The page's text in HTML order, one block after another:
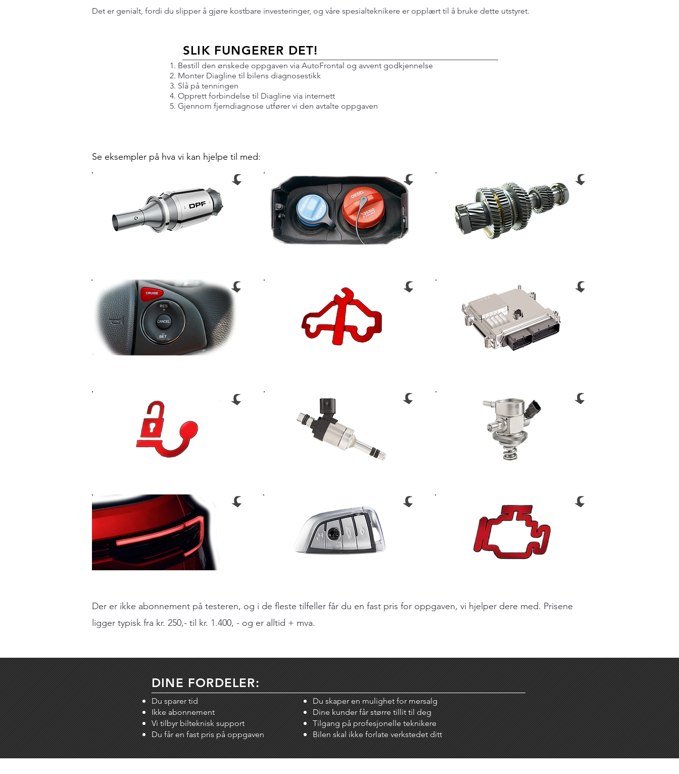
Det er genialt, fordi du slipper å gjøre kostbare investeringer, og våre spesialteknikere er opplært til å bruke dette utstyret.
SLIK FUNGERER DET!
Bestill den ønskede oppgaven via AutoFrontal og avvent godkjennelse
Monter Diagline til bilens diagnosestikk
Slå på tenningen
Opprett forbindelse til Diagline via internett
Gjennom fjerndiagnose utfører vi den avtalte oppgaven
Se eksempler på hva vi kan hjelpe til med:
Der er ikke abonnement på testeren, og i de fleste tilfeller får du en fast pris for oppgaven, vi hjelper dere med. Prisene
ligger typisk fra kr. 250,- til kr. 1.400, - og er alltid + mva.
DINE FORDELER:
Du sparer tid
Ikke abonnement
Vi tilbyr bilteknisk support
Du får en fast pris på oppgaven
Du skaper en mulighet for mersalg
Dine kunder får større tillit til deg
Tilgang på profesjonelle teknikere
Bilen skal ikke forlate verkstedet ditt